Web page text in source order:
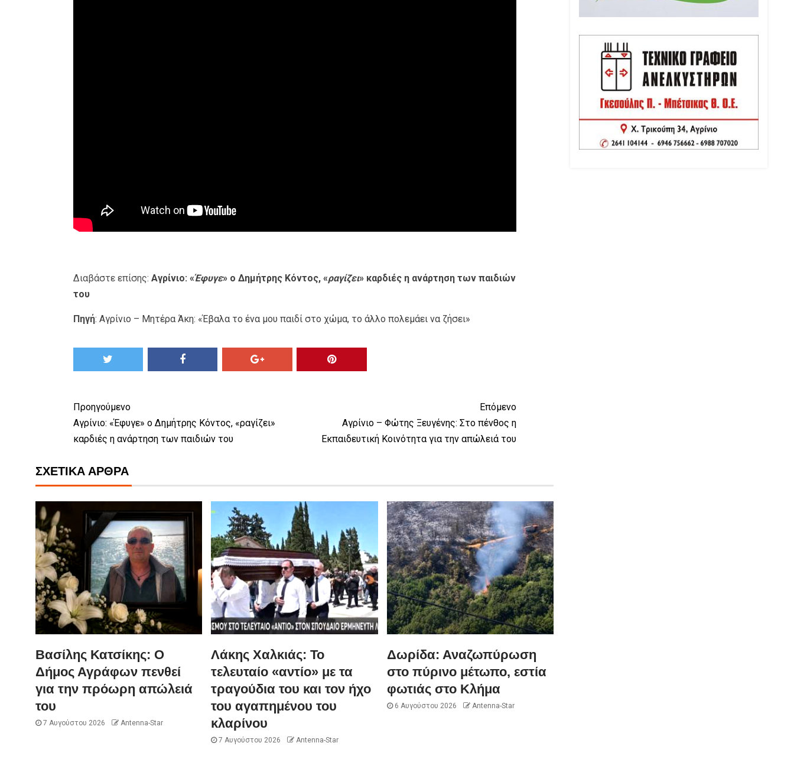
Διαβάστε επίσης: Αγρίνιο: «Έφυγε» ο Δημήτρης Κόντος, «ραγίζει» καρδιές η ανάρτηση των παιδιών
του
Πηγή: Αγρίνιο – Μητέρα Άκη: «Έβαλα το ένα μου παιδί στο χώμα, το άλλο πολεμάει να ζήσει»
Προηγούμενο
Αγρίνιο: «Έφυγε» ο Δημήτρης Κόντος, «ραγίζει»
καρδιές η ανάρτηση των παιδιών του
Επόμενο
Αγρίνιο – Φώτης Ξευγένης: Στο πένθος η
Εκπαιδευτική Κοινότητα για την απώλειά του
ΣΧΕΤΙΚΆ ΆΡΘΡΑ
Βασίλης Κατσίκης: Ο
Δήμος Αγράφων πενθεί
για την πρόωρη απώλειά
του
7 Αυγούστου 2026 Antenna-Star
Λάκης Χαλκιάς: Το
τελευταίο «αντίο» με τα
τραγούδια του και τον ήχο
του αγαπημένου του
κλαρίνου
7 Αυγούστου 2026 Antenna-Star
Δωρίδα: Αναζωπύρωση
στο πύρινο μέτωπο, εστία
φωτιάς στο Κλήμα
6 Αυγούστου 2026 Antenna-Star